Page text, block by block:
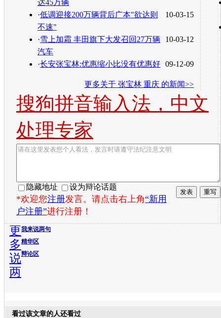
达45万辆
10-03-15
·低调迎接200万辆背后广本"欲达则
不速"
10-03-12
·雪上加霜 丰田旗下大发召回27万辆
汽车
09-12-09
·长安张宝林:优惠缩小比没有优惠好
更多关于 张宝林 重庆 的新闻>>
搜狗拼音输入法，中文
处理专家
隐藏地址 设为辩论话题
*欢迎您注册发言。请点击右上角“新用
户注册”进行注册！
我来说两句
精华区
辩论区
更
多
说
两
看过该文章的人还看过